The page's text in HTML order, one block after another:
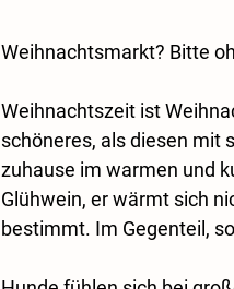
Weihnachtsmarkt? Bitte
Weihnachtszeit ist
schöneres, als diesen mit
zuhause im warmen und
Glühwein, er wärmt sich
bestimmt. Im Gegenteil,